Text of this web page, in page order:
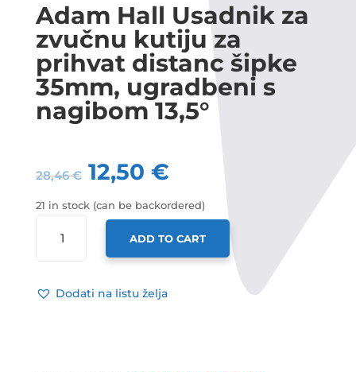
Adam Hall Usadnik za
zvučnu kutiju za
prihvat distanc šipke
35mm, ugradbeni s
nagibom 13,5°
28,46€ 12,50 €
21 in stock (can be backordered)
HALL
ZVUČNU
ADD TO CART
Dodati na listu želja